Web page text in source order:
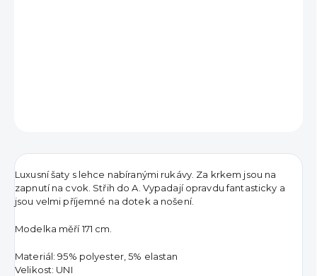
Luxusní šaty s lehce nabíranými rukávy. Za krkem jsou na
zapnutí na cvok. Střih do A. Vypadají opravdu fantasticky a
jsou velmi příjemné na dotek a nošení.
Modelka měří 171 cm.
Materiál: 95% polyester, 5% elastan
Velikost: UNI